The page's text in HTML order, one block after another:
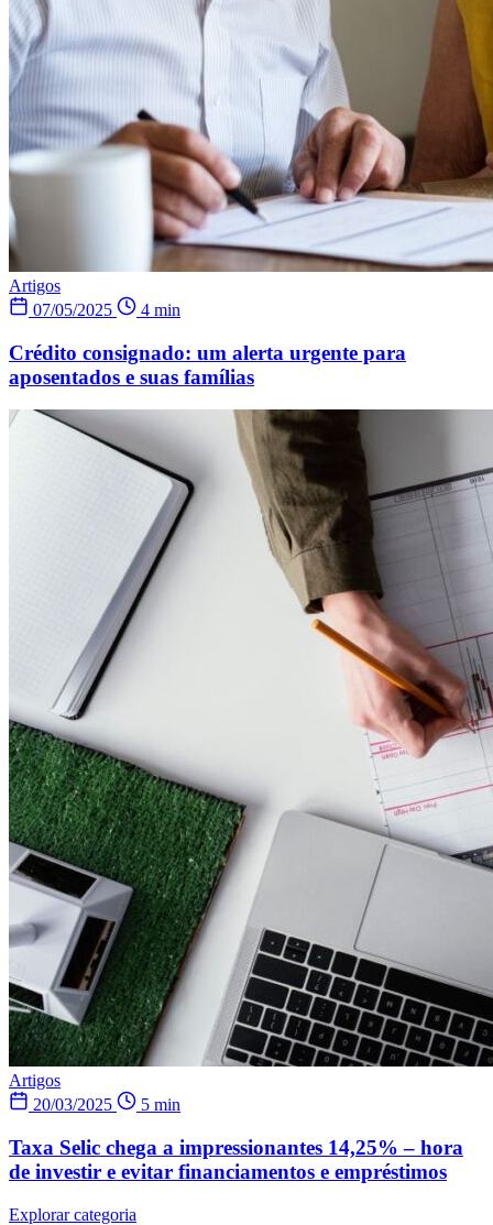
Artigos
07/05/2025
4 min
Crédito consignado: um alerta urgente para
aposentados e suas famílias
Artigos
20/03/2025
5 min
Taxa Selic chega a impressionantes 14,25% – hora
de investir e evitar financiamentos e empréstimos
Explorar categoria